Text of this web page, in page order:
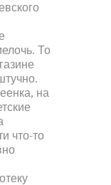
То
на
что-то